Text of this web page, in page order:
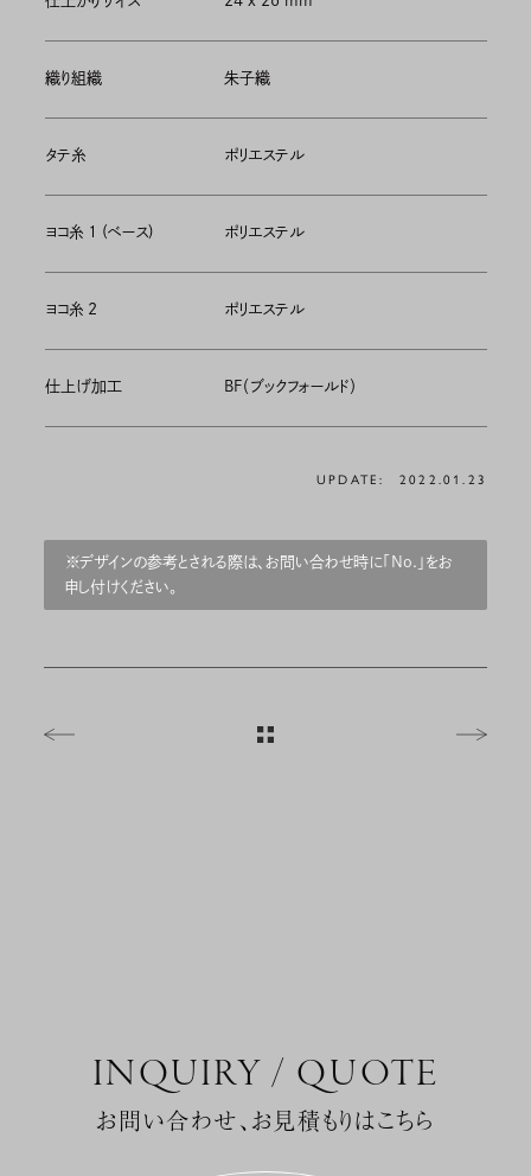
織り組織 朱子織
タテ糸 ポリエステル
ヨコ糸 1 (ベース) ポリエステル
ヨコ糸 2 ポリエステル
仕上げ加工 BF（ブックフォールド）
UPDATE: 2022.01.23
※デザインの参考とされる際は、お問い合わせ時に「No.」をお
申し付けください。
INQUIRY / QUOTE
お問い合わせ、お見積もりはこちら